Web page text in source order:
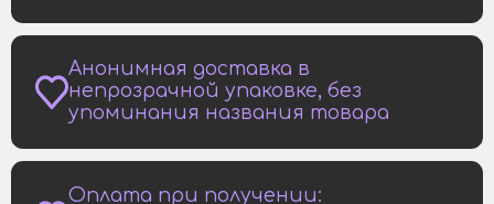
Анонимная доставка в
непрозрачной упаковке, без
упоминания названия товара
Оплата при получении: